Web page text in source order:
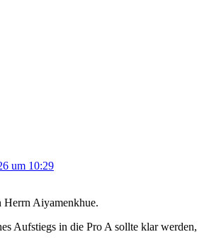
um 10:29
Herrn Aiyamenkhue.
Aufstiegs in die Pro A sollte klar werden,